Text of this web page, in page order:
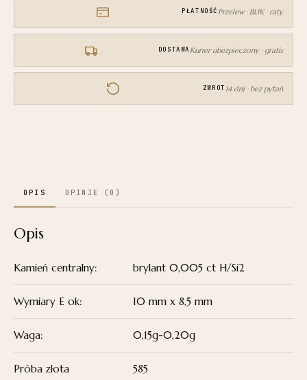
dbj-
E
PŁATNOŚĆ Przelew · BLIK · raty
DOSTAWA Kurier ubezpieczony · gratis
ZWROT 14 dni · bez pytań
OPIS OPINIE (0)
Opis
Kamień centralny: brylant 0,005 ct H/Si2
Wymiary E ok: 10 mm x 8,5 mm
Waga: 0,15g-0,20g
Próba złota 585